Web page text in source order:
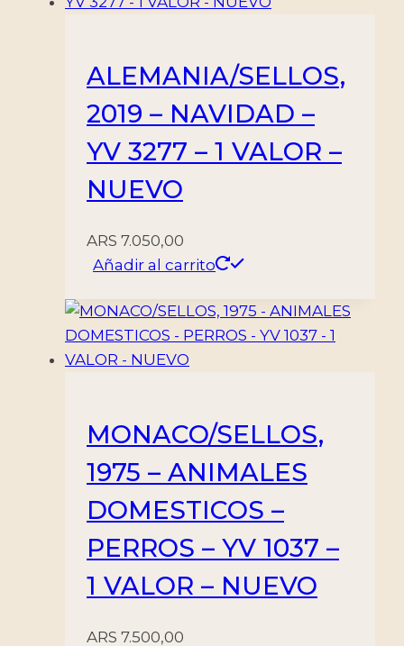
ALEMANIA/SELLOS,
2019 – NAVIDAD –
YV 3277 – 1 VALOR –
NUEVO
ARS 7.050,00
Añadir al carrito
MONACO/SELLOS,
1975 – ANIMALES
DOMESTICOS –
PERROS – YV 1037 –
1 VALOR – NUEVO
ARS 7.500,00